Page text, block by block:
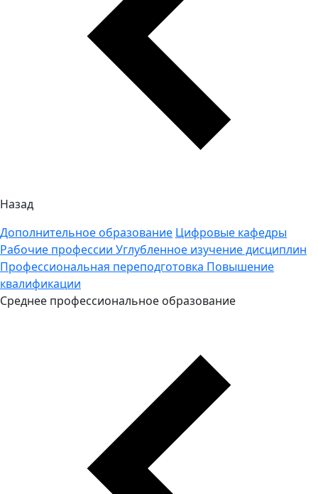
Назад
Дополнительное образование Цифровые кафедры
Рабочие профессии Углубленное изучение дисциплин
Профессиональная переподготовка Повышение
квалификации
Среднее профессиональное образование